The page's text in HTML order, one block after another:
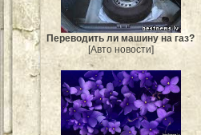
Переводить ли машину на газ?
[Авто новости]